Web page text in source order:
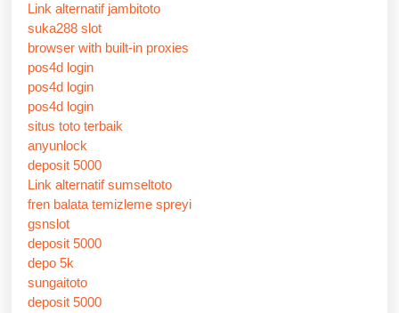
Link alternatif jambitoto
suka288 slot
browser with built-in proxies
pos4d login
pos4d login
pos4d login
situs toto terbaik
anyunlock
deposit 5000
Link alternatif sumseltoto
fren balata temizleme spreyi
gsnslot
deposit 5000
depo 5k
sungaitoto
deposit 5000